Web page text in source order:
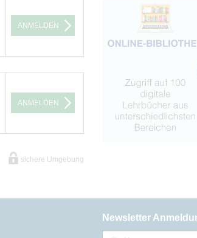
ANMELDEN
ANMELDEN
sichere Umgebung
Newsletter